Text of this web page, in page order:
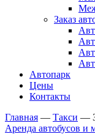
Заказ
Автопарк
Цены
Контакты
Главная — Такси —
Аренда автобусов и